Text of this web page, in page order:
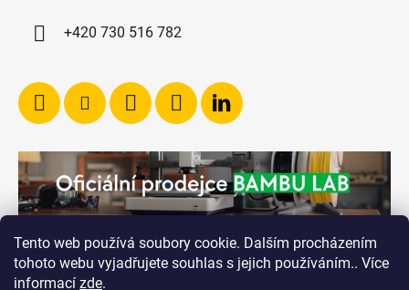
Tento web používá soubory cookie. Dalším procházením
tohoto webu vyjadřujete souhlas s jejich používáním.. Více
informací zde.
+420 730 516 782